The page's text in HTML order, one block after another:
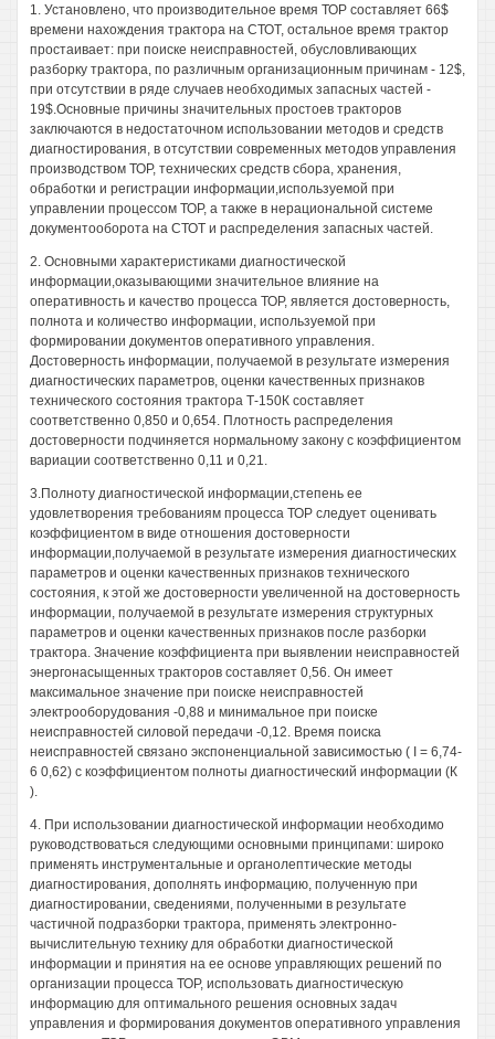
1. Установлено, что производительное время ТОР составляет 66$
времени нахождения трактора на СТОТ, остальное время трактор
простаивает: при поиске неисправностей, обусловливающих
разборку трактора, по различным организационным причинам - 12$,
при отсутствии в ряде случаев необходимых запасных частей -
19$.Основные причины значительных простоев тракторов
заключаются в недостаточном использовании методов и средств
диагностирования, в отсутствии современных методов управления
производством ТОР, технических средств сбора, хранения,
обработки и регистрации информации,используемой при
управлении процессом ТОР, а также в нерациональной системе
документооборота на СТОТ и распределения запасных частей.
2. Основными характеристиками диагностической
информации,оказывающими значительное влияние на
оперативность и качество процесса ТОР, является достоверность,
полнота и количество информации, используемой при
формировании документов оперативного управления.
Достоверность информации, получаемой в результате измерения
диагностических параметров, оценки качественных признаков
технического состояния трактора Т-150К составляет
соответственно 0,850 и 0,654. Плотность распределения
достоверности подчиняется нормальному закону с коэффициентом
вариации соответственно 0,11 и 0,21.
3.Полноту диагностической информации,степень ее
удовлетворения требованиям процесса ТОР следует оценивать
коэффициентом в виде отношения достоверности
информации,получаемой в результате измерения диагностических
параметров и оценки качественных признаков технического
состояния, к этой же достоверности увеличенной на достоверность
информации, получаемой в результате измерения структурных
параметров и оценки качественных признаков после разборки
трактора. Значение коэффициента при выявлении неисправностей
энергонасыщенных тракторов составляет 0,56. Он имеет
максимальное значение при поиске неисправностей
электрооборудования -0,88 и минимальное при поиске
неисправностей силовой передачи -0,12. Время поиска
неисправностей связано экспоненциальной зависимостью ( I = 6,74-
6 0,62) с коэффициентом полноты диагностический информации (К
).
4. При использовании диагностической информации необходимо
руководствоваться следующими основными принципами: широко
применять инструментальные и органолептические методы
диагностирования, дополнять информацию, полученную при
диагностировании, сведениями, полученными в результате
частичной подразборки трактора, применять электронно-
вычислительную технику для обработки диагностической
информации и принятия на ее основе управляющих решений по
организации процесса ТОР, использовать диагностическую
информацию для оптимального решения основных задач
управления и формирования документов оперативного управления